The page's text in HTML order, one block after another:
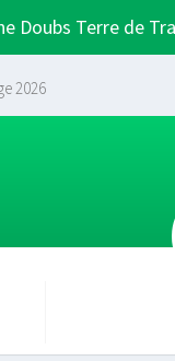
Doubs Terre de
2026